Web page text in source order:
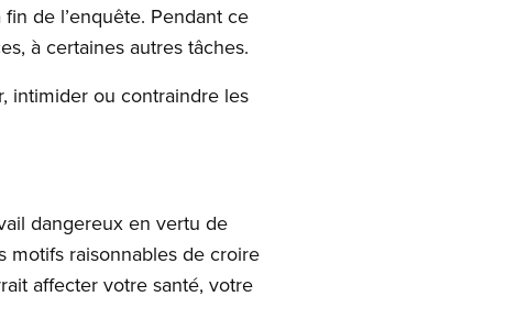
de l’enquête. Pendant ce
à certaines autres tâches.
intimider ou contraindre les
dangereux en vertu de
motifs raisonnables de croire
affecter votre santé, votre